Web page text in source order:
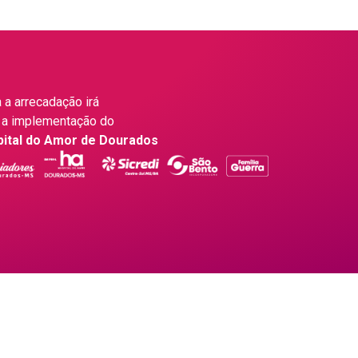
a arrecadação irá
implementação do
do Amor de Dourados